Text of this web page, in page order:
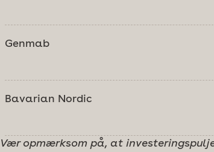
Genmab
Bavarian Nordic
Vær opmærksom på, at